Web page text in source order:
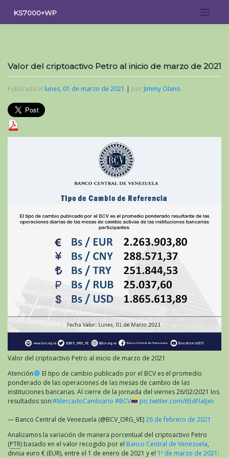
contenido
KS7000+WP
Valor del criptoactivo Petro al inicio de marzo de 2021
Publicada el lunes, 01 de marzo de 2021 | por Jimmy Olano
Valor del criptoactivo Petro al inicio de marzo de 2021
Atención
El tipo de cambio publicado por el BCV es el promedio
ponderado de las operaciones de las mesas de cambio de las
instituciones bancarias. Al cierre de la jornada del viernes 26/02/2021 los
resultados son:#MercadoCambiario #BCV pic.twitter.com/65dFIaIJxn
— Banco Central de Venezuela (@BCV_ORG_VE)26 de febrero de 2021
Analizamos la variación de manera porcentual del criptoactivo Petro
(PTR) basado en el valor recogido por el Banco Central de Venezuela,
divisa euro € (EUR), entre el 1 de enero de 2021 y el 1º de marzo de 2021 :